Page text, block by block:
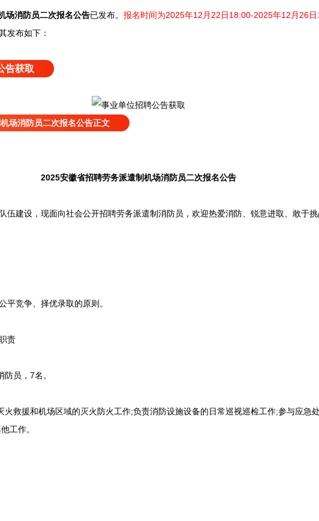
场消防员二次报名公告已发布。 报名时间为2025年12月22日18:00-2025年12月26
发布如下：
告获取
场消防员二次报名公告正文
2025安徽省招聘劳务派遣制机场消防员二次报名公告
建设，现面向社会公开招聘劳务派遣制消防员，欢迎热爱消防、锐意进取、敢于挑
竞争、择优录取的原则。
责
员，7名。
援和机场区域的灭火防火工作;负责消防设施设备的日常巡视巡检工作;参与应急
工作。